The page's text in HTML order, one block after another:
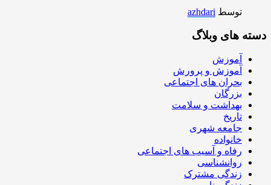
توسط azhdari
دسته های وبلاگ
آموزش
آموزش و پرورش
بحران های اجتماعی
بزرگان
بهداشت و سلامت
تاریخ
جامعه شهری
خانواده
رفاه و آسیب های اجتماعی
روانشناسی
زندگی مشترک